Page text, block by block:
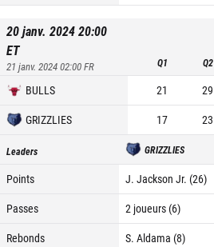
20 janv. 2024 20:00
ET
21 janv. 2024 02:00FR Q1 Q2
BULLS 21 29
GRIZZLIES
17 23
Leaders GRIZZLIES
Points J. Jackson Jr. (26)
Passes
2 joueurs (6)
Rebonds
S. Aldama (8)